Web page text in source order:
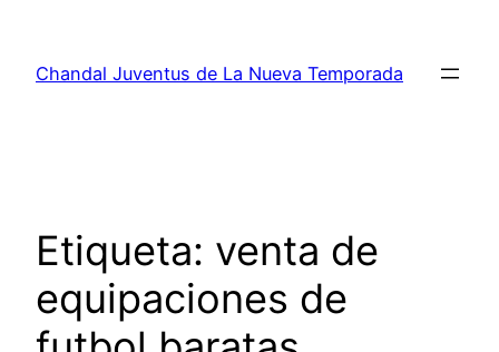
contenido
Chandal Juventus de La Nueva Temporada
Etiqueta: venta de
equipaciones de